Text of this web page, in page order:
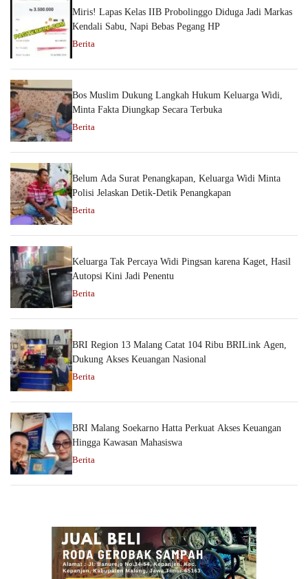
Miris! Lapas Kelas IIB Probolinggo Diduga Jadi Markas
Kendali Sabu, Napi Bebas Pegang HP
Berita
Bos Muslim Dukung Langkah Hukum Keluarga Widi,
Minta Fakta Diungkap Secara Terbuka
Berita
Belum Ada Surat Penangkapan, Keluarga Widi Minta
Polisi Jelaskan Detik-Detik Penangkapan
Berita
Keluarga Tak Percaya Widi Pingsan karena Kaget, Hasil
Autopsi Kini Jadi Penentu
Berita
BRI Region 13 Malang Catat 104 Ribu BRILink Agen,
Dukung Akses Keuangan Nasional
Berita
BRI Malang Soekarno Hatta Perkuat Akses Keuangan
Hingga Kawasan Mahasiswa
Berita